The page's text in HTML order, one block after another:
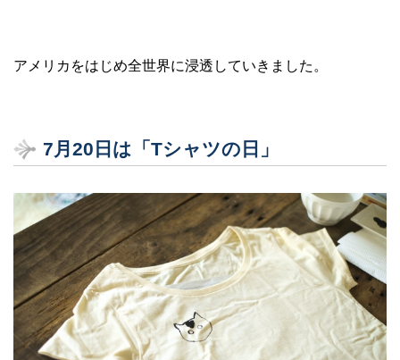
アメリカをはじめ全世界に浸透していきました。
7月20日は「Tシャツの日」